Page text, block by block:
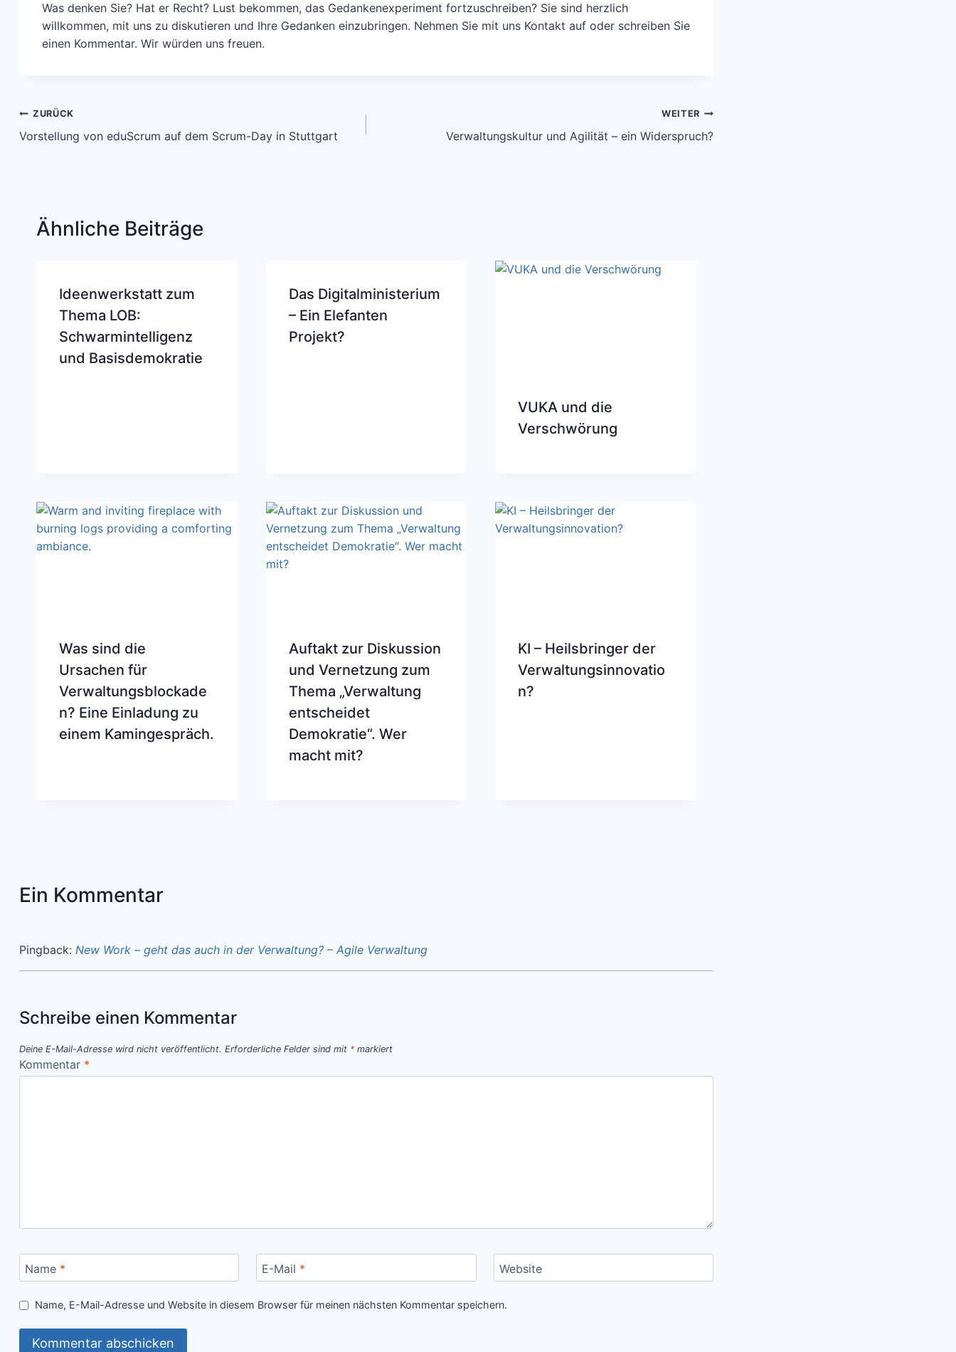
Was denken Sie? Hat er Recht? Lust bekommen, das Gedankenexperiment fortzuschreiben? Sie sind herzlich
willkommen, mit uns zu diskutieren und Ihre Gedanken einzubringen. Nehmen Sie mit uns Kontakt auf oder schreiben Sie
einen Kommentar. Wir würden uns freuen.
Beitragsnavigation
ZURÜCK
Vorstellung von eduScrum auf dem Scrum-Day in Stuttgart
WEITER
Verwaltungskultur und Agilität – ein Widerspruch?
Ähnliche Beiträge
Ideenwerkstatt zum
Thema LOB:
Schwarmintelligenz
und Basisdemokratie
Das Digitalministerium
– Ein Elefanten
Projekt?
VUKA und die
Verschwörung
Was sind die
Ursachen für
Verwaltungsblockade
n? Eine Einladung zu
einem Kamingespräch.
Auftakt zur Diskussion
und Vernetzung zum
Thema „Verwaltung
entscheidet
Demokratie“. Wer
macht mit?
KI – Heilsbringer der
Verwaltungsinnovatio
n?
Ein Kommentar
Pingback: New Work – geht das auch in der Verwaltung? – Agile Verwaltung
Schreibe einen Kommentar
Deine E-Mail-Adresse wird nicht veröffentlicht. Erforderliche Felder sind mit *markiert
Kommentar *
Name * E-Mail * Website
Name, E-Mail-Adresse und Website in diesem Browser für meinen nächsten Kommentar speichern.